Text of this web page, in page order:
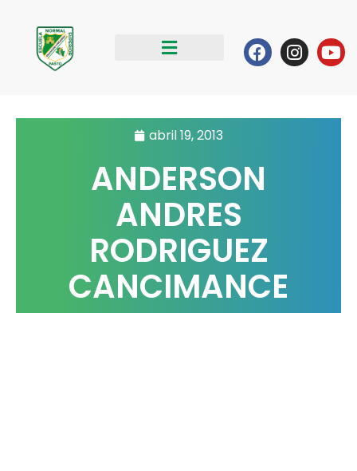
contenido
Facebook
abril 19, 2013
ANDERSON
ANDRES
RODRIGUEZ
CANCIMANCE